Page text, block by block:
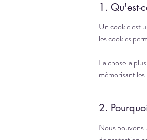
1. Qu'est-
Un cookie est
les cookies
La chose la
mémorisant
2.
Nous pouvons